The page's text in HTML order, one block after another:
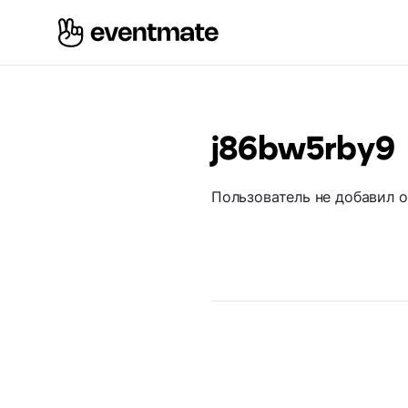
j86bw5rby9
Пользователь не добавил